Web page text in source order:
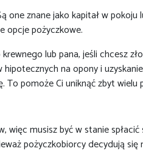
znane jako kapitał w pokoju
opcje pożyczkowe.
lub pana, jeśli chcesz
na opony i
pomoże Ci uniknąć zbyt
musisz być w stanie
pożyczkobiorcy decydują